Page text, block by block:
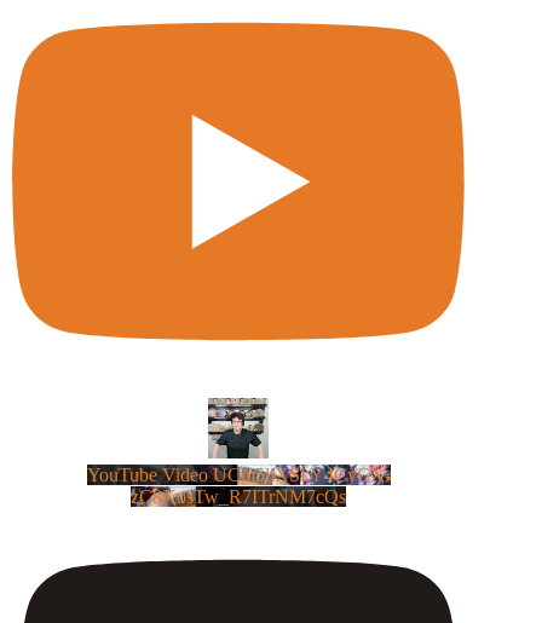
YouTube Video UCm5llXSLY4CyCX-
zC8XosTw_R7ITrNM7cQs